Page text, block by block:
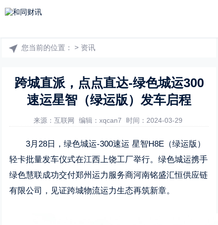
您当前的位置： > 资讯
跨城直派，点点直达-绿色城运300
速运星智（绿运版）发车启程
来源：互联网 编辑：xqcan7 时间：2024-03-29
3月28日，绿色城运-300速运 星智H8E（绿运版）
轻卡批量发车仪式在江西上饶工厂举行。绿色城运携手
绿色慧联成功交付郑州运力服务商河南铭盛汇恒供应链
有限公司，见证跨城物流运力生态再筑新章。